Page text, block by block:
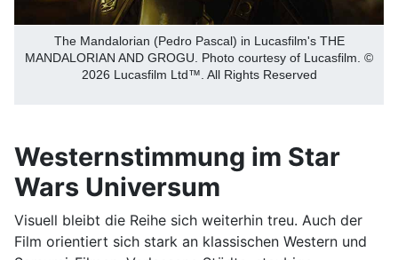
The Mandalorian (Pedro Pascal) in Lucasfilm's THE
MANDALORIAN AND GROGU. Photo courtesy of Lucasfilm. ©
2026 Lucasfilm Ltd™. All Rights Reserved
Westernstimmung im Star
Wars Universum
Visuell bleibt die Reihe sich weiterhin treu. Auch der
Film orientiert sich stark an klassischen Western und